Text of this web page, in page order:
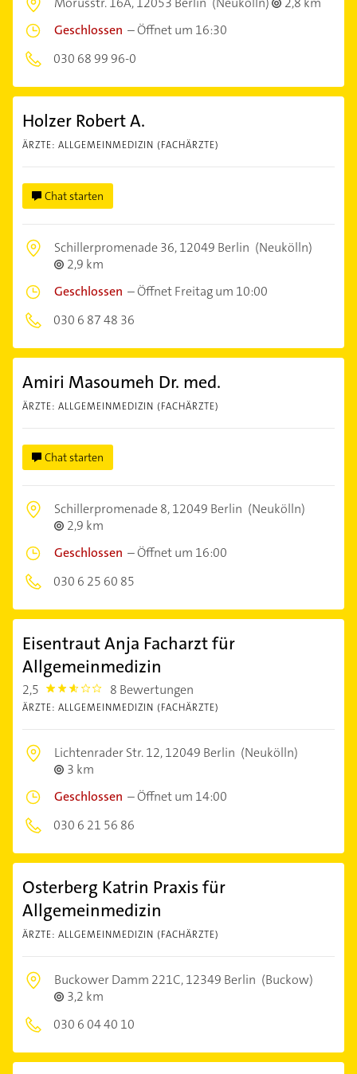
Geschlossen –Öffnet um 16:30
030 68 99 96-0
Holzer Robert A.
ÄRZTE: ALLGEMEINMEDIZIN (FACHÄRZTE)
Chat starten
Schillerpromenade 36,12049 Berlin (Neukölln)
2,9 km
Geschlossen –Öffnet Freitag um 10:00
030 6 87 48 36
Amiri Masoumeh Dr. med.
ÄRZTE: ALLGEMEINMEDIZIN (FACHÄRZTE)
Chat starten
Schillerpromenade 8,12049 Berlin (Neukölln)
2,9 km
Geschlossen –Öffnet um 16:00
030 6 25 60 85
Eisentraut Anja Facharzt für
Allgemeinmedizin
2,5 2.5 8 Bewertungen
ÄRZTE: ALLGEMEINMEDIZIN (FACHÄRZTE)
Lichtenrader Str. 12,12049 Berlin (Neukölln)
3 km
Geschlossen –Öffnet um 14:00
030 6 21 56 86
Osterberg Katrin Praxis für
Allgemeinmedizin
ÄRZTE: ALLGEMEINMEDIZIN (FACHÄRZTE)
Buckower Damm 221C,12349 Berlin (Buckow)
3,2 km
030 6 04 40 10